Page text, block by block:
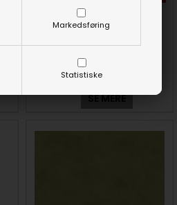
Markedsføring
Statistiske
Patchworkstof Shadow play -
Rød
150 DKK pr. meter
SE MERE